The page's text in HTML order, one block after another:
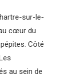
sur-le-
cœur du
Côté
au sein de